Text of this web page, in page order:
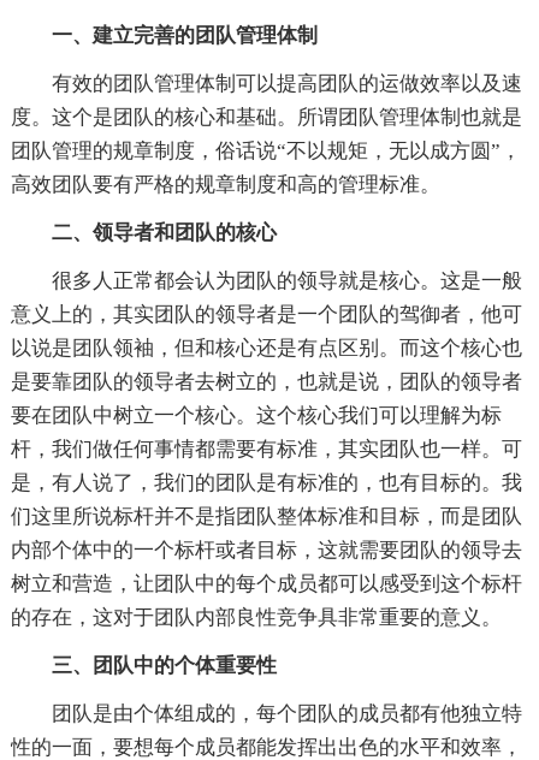
一、建立完善的团队管理体制
有效的团队管理体制可以提高团队的运做效率以及速
度。这个是团队的核心和基础。所谓团队管理体制也就是
团队管理的规章制度，俗话说“不以规矩，无以成方圆”，
高效团队要有严格的规章制度和高的管理标准。
二、领导者和团队的核心
很多人正常都会认为团队的领导就是核心。这是一般
意义上的，其实团队的领导者是一个团队的驾御者，他可
以说是团队领袖，但和核心还是有点区别。而这个核心也
是要靠团队的领导者去树立的，也就是说，团队的领导者
要在团队中树立一个核心。这个核心我们可以理解为标
杆，我们做任何事情都需要有标准，其实团队也一样。可
是，有人说了，我们的团队是有标准的，也有目标的。我
们这里所说标杆并不是指团队整体标准和目标，而是团队
内部个体中的一个标杆或者目标，这就需要团队的领导去
树立和营造，让团队中的每个成员都可以感受到这个标杆
的存在，这对于团队内部良性竞争具非常重要的意义。
三、团队中的个体重要性
团队是由个体组成的，每个团队的成员都有他独立特
性的一面，要想每个成员都能发挥出出色的水平和效率，